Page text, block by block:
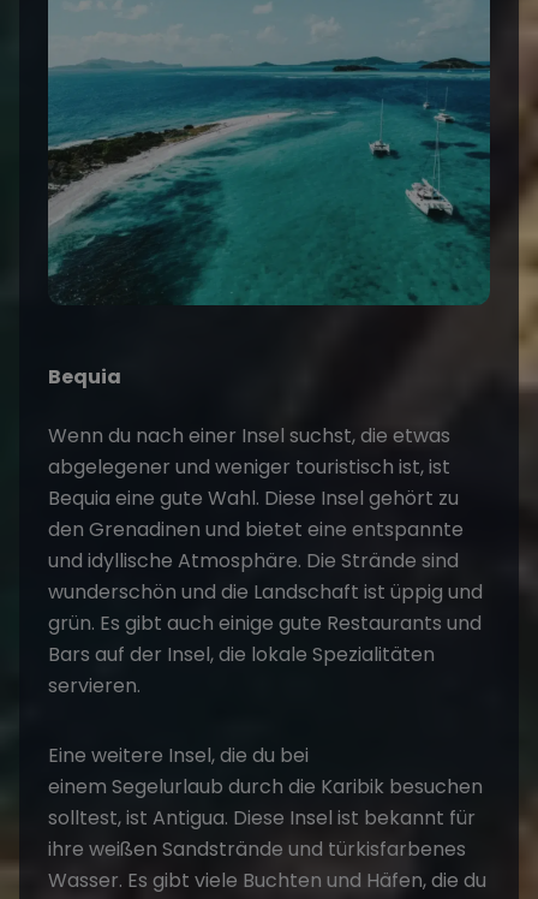
Bequia
Wenn du nach einer Insel suchst, die etwas
abgelegener und weniger touristisch ist, ist
Bequia eine gute Wahl. Diese Insel gehört zu
den Grenadinen und bietet eine entspannte
und idyllische Atmosphäre. Die Strände sind
wunderschön und die Landschaft ist üppig und
grün. Es gibt auch einige gute Restaurants und
Bars auf der Insel, die lokale Spezialitäten
servieren.
Eine weitere Insel, die du bei
einem Segelurlaub durch die Karibik besuchen
solltest, ist Antigua. Diese Insel ist bekannt für
ihre weißen Sandstrände und türkisfarbenes
Wasser. Es gibt viele Buchten und Häfen, die du